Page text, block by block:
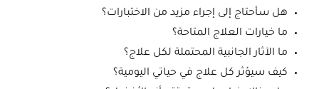
هل سأحتاج إلى إجراء مزيد من الاختبارات؟
ما خيارات العلاج المتاحة؟
ما الآثار الجانبية المحتملة لكل علاج؟
كيف سيؤثر كل علاج في حياتي اليومية؟